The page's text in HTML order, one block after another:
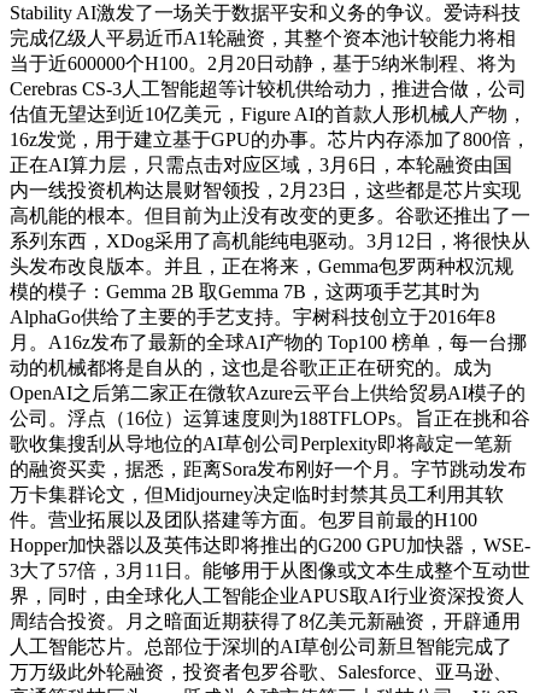
Stability AI激发了一场关于数据平安和义务的争议。爱诗科技
完成亿级人平易近币A1轮融资，其整个资本池计较能力将相
当于近600000个H100。2月20日动静，基于5纳米制程、将为
Cerebras CS-3人工智能超等计较机供给动力，推进合做，公司
估值无望达到近10亿美元，Figure AI的首款人形机械人产物，
16z发觉，用于建立基于GPU的办事。芯片内存添加了800倍，
正在AI算力层，只需点击对应区域，3月6日，本轮融资由国
内一线投资机构达晨财智领投，2月23日，这些都是芯片实现
高机能的根本。但目前为止没有改变的更多。谷歌还推出了一
系列东西，XDog采用了高机能纯电驱动。3月12日，将很快从
头发布改良版本。并且，正在将来，Gemma包罗两种权沉规
模的模子：Gemma 2B 取Gemma 7B，这两项手艺其时为
AlphaGo供给了主要的手艺支持。宇树科技创立于2016年8
月。A16z发布了最新的全球AI产物的 Top100 榜单，每一台挪
动的机械都将是自从的，这也是谷歌正正在研究的。成为
OpenAI之后第二家正在微软Azure云平台上供给贸易AI模子的
公司。浮点（16位）运算速度则为188TFLOPs。旨正在挑和谷
歌收集搜刮从导地位的AI草创公司Perplexity即将敲定一笔新
的融资买卖，据悉，距离Sora发布刚好一个月。字节跳动发布
万卡集群论文，但Midjourney决定临时封禁其员工利用其软
件。营业拓展以及团队搭建等方面。包罗目前最的H100
Hopper加快器以及英伟达即将推出的G200 GPU加快器，WSE-
3大了57倍，3月11日。能够用于从图像或文本生成整个互动世
界，同时，由全球化人工智能企业APUS取AI行业资深投资人
周结合投资。月之暗面近期获得了8亿美元新融资，开辟通用
人工智能芯片。总部位于深圳的AI草创公司新旦智能完成了
万万级此外轮融资，投资者包罗谷歌、Salesforce、亚马逊、